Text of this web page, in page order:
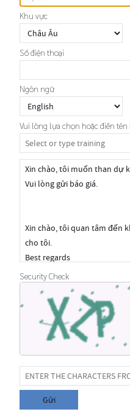
Khu vực
Số điện thoại
Ngôn ngữ
Vui lòng lựa chọn hoặc điền
Security Check
Gửi